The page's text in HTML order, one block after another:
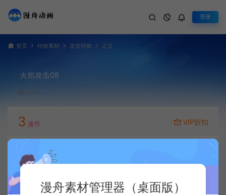
登录
首页 特效素材 攻击特效 正文
火焰攻击08
3,024
3 漫币 VIP折扣
立即下载
漫舟素材管理器（桌面版）